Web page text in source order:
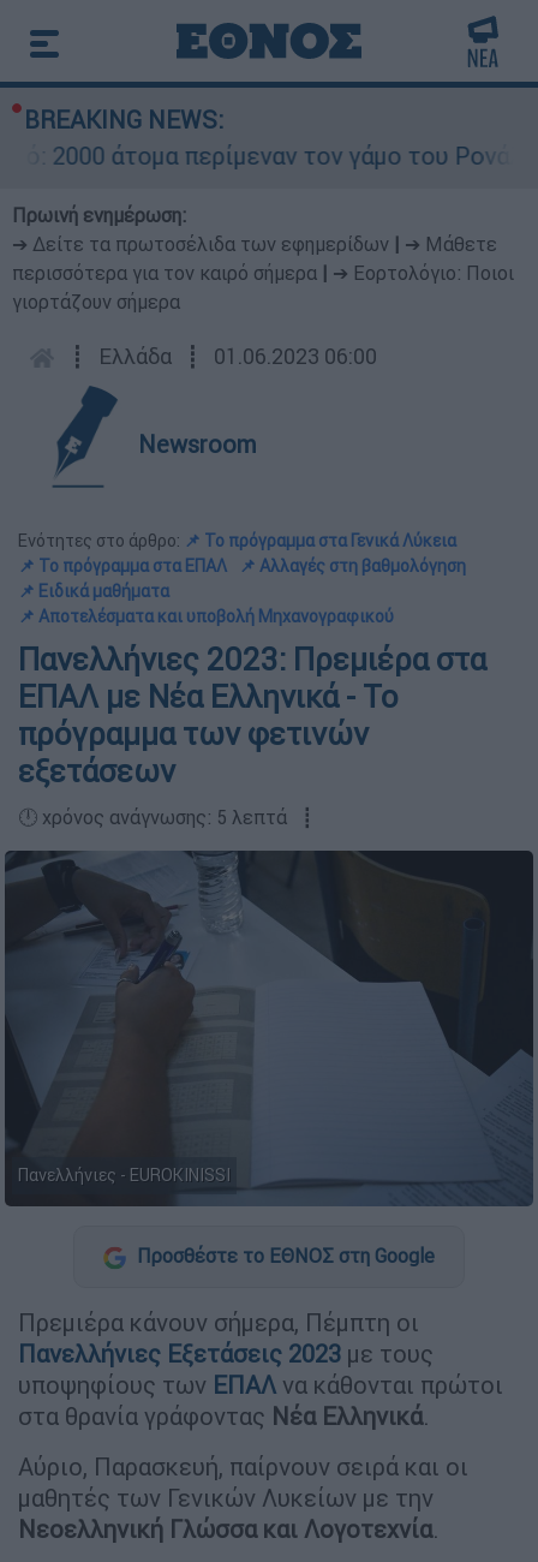
BREAKING NEWS:
άτομα περίμεναν τον γάμο του Ρονάλντο
Πρωινή ενημέρωση:
➔ Δείτε τα πρωτοσέλιδα των εφημερίδων
➔ Μάθετε
περισσότερα για τον καιρό σήμερα
➔ Εορτολόγιο: Ποιοι
γιορτάζουν σήμερα
┋ Ελλάδα ┋ 01.06.2023 06:00
Newsroom
Ενότητες στο άρθρο: 📌 Το πρόγραμμα στα Γενικά Λύκεια
📌 Το πρόγραμμα στα ΕΠΑΛ
📌 Αλλαγές στη βαθμολόγηση
📌 Ειδικά μαθήματα
📌 Αποτελέσματα και υποβολή Μηχανογραφικού
Πανελλήνιες 2023: Πρεμιέρα στα
ΕΠΑΛ με Νέα Ελληνικά - Το
πρόγραμμα των φετινών
εξετάσεων
🕛 χρόνος ανάγνωσης: 5 λεπτά ┋
Πανελλήνιες - EUROKINISSI
Προσθέστε το ΕΘΝΟΣ στη Google
Πρεμιέρα κάνουν σήμερα, Πέμπτη οι
Πανελλήνιες Εξετάσεις 2023 με τους
υποψηφίους των ΕΠΑΛ να κάθονται πρώτοι
στα θρανία γράφοντας Νέα Ελληνικά.
Αύριο, Παρασκευή, παίρνουν σειρά και οι
μαθητές των Γενικών Λυκείων με την
Νεοελληνική Γλώσσα και Λογοτεχνία.